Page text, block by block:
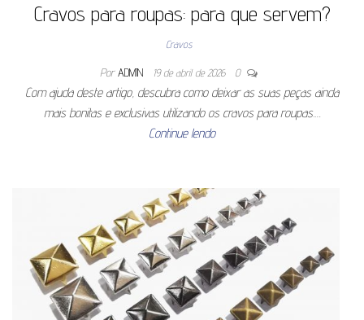
Cravos para roupas: para que servem?
Cravos
Por ADMIN 19 de abril de 2026 0
Com ajuda deste artigo, descubra como deixar as suas peças ainda
mais bonitas e exclusivas utilizando os cravos para roupas.…
Continue lendo